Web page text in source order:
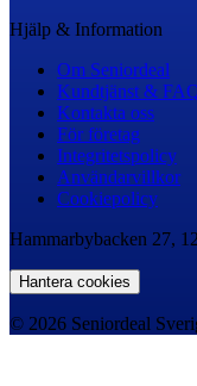
Hjälp & Information
Om Seniordeal
Kundtjänst &
Kontakta oss
För företag
Integritetspolicy
Användarvillkor
Cookiepolicy
Hammarbybacken 27,
Hantera cookies
© 2026 Seniordeal